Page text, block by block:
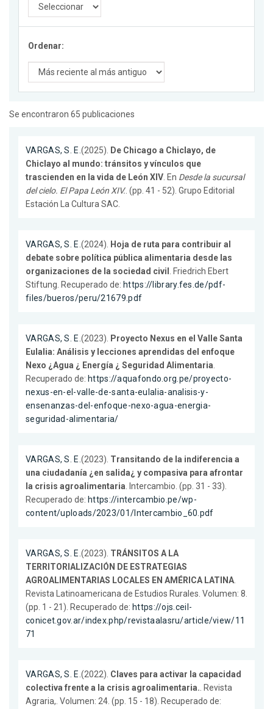
Ordenar:
Se encontraron 65 publicaciones
VARGAS, S. E.(2025). De Chicago a Chiclayo, de
Chiclayo al mundo: tránsitos y vínculos que
trascienden en la vida de León XIV. En Desde la sucursal
del cielo. El Papa León XIV.. (pp. 41 - 52). Grupo Editorial
Estación La Cultura SAC.
VARGAS, S. E.(2024). Hoja de ruta para contribuir al
debate sobre política pública alimentaria desde las
organizaciones de la sociedad civil . Friedrich Ebert
Stiftung. Recuperado de: https://library.fes.de/pdf-
files/bueros/peru/21679.pdf
VARGAS, S. E.(2023). Proyecto Nexus en el Valle Santa
Eulalia: Análisis y lecciones aprendidas del enfoque
Nexo ¿Agua ¿ Energía ¿ Seguridad Alimentaria.
Recuperado de: https://aquafondo.org.pe/proyecto-
nexus-en-el-valle-de-santa-eulalia-analisis-y-
ensenanzas-del-enfoque-nexo-agua-energia-
seguridad-alimentaria/
VARGAS, S. E.(2023). Transitando de la indiferencia a
una ciudadanía ¿en salida¿ y compasiva para afrontar
la crisis agroalimentaria. Intercambio. (pp. 31 - 33).
Recuperado de: https://intercambio.pe/wp-
content/uploads/2023/01/Intercambio_60.pdf
VARGAS, S. E.(2023). TRÁNSITOS A LA
TERRITORIALIZACIÓN DE ESTRATEGIAS
AGROALIMENTARIAS LOCALES EN AMÉRICA LATINA.
Revista Latinoamericana de Estudios Rurales. Volumen: 8.
(pp. 1 - 21). Recuperado de: https://ojs.ceil-
conicet.gov.ar/index.php/revistaalasru/article/view/11
71
VARGAS, S. E.(2022). Claves para activar la capacidad
colectiva frente a la crisis agroalimentaria.. Revista
Agraria,. Volumen: 24. (pp. 15 - 18). Recuperado de: